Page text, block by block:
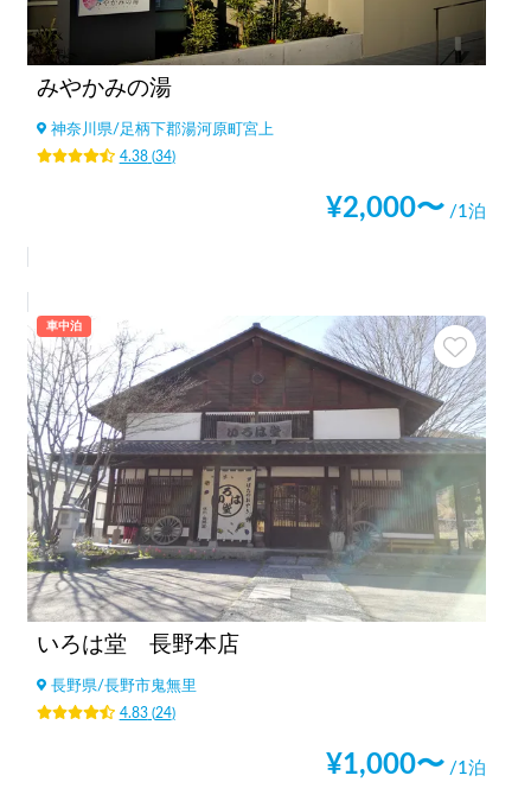
みやかみの湯
神奈川県/ 足柄下郡湯河原町宮上
4.38(34)
¥2,000〜 /1泊
車中泊
いろは堂 長野本店
長野県/長野市鬼無里
4.83(24)
¥1,000〜 /1泊